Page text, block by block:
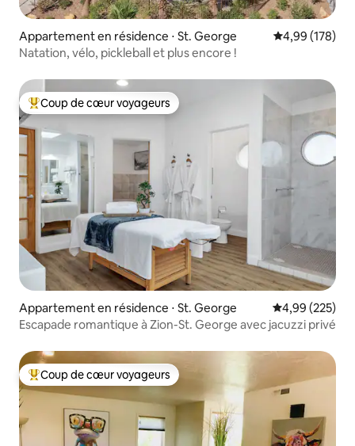
Appartement en résidence ⋅ St. George Évaluation
4,99 (178)
Natation, vélo, pickleball et plus encore !
Coups de cœur voyageurs les plus appréciés
Coup de cœur voyageurs
Appartement en résidence ⋅ St. George Évaluation
4,99 (225)
Escapade romantique à Zion-St. George avec jacuzzi privé
Coups de cœur voyageurs les plus appréciés
Coup de cœur voyageurs